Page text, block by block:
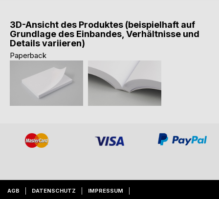
3D-Ansicht des Produktes (beispielhaft auf
Grundlage des Einbandes, Verhältnisse und
Details variieren)
Paperback
AGB DATENSCHUTZ IMPRESSUM